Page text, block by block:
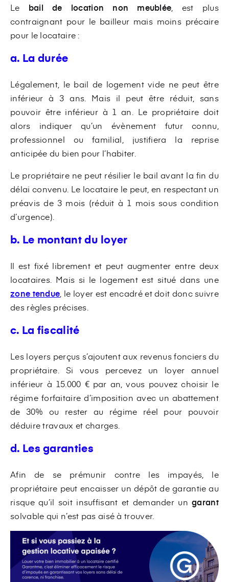
Le bail de location non meublée , est plus
contraignant pour le bailleur mais moins précaire
pour le locataire :
a. La durée
Légalement, le bail de logement vide ne peut être
inférieur à 3 ans. Mais il peut être réduit, sans
pouvoir être inférieur à 1 an. Le propriétaire doit
alors indiquer qu’un évènement futur connu,
professionnel ou familial, justifiera la reprise
anticipée du bien pour l’habiter.
Le propriétaire ne peut résilier le bail avant la fin du
délai convenu. Le locataire le peut, en respectant un
préavis de 3 mois (réduit à 1 mois sous condition
d’urgence).
b. Le montant du loyer
Il est fixé librement et peut augmenter entre deux
locataires. Mais si le logement est situé dans une
zone tendue , le loyer est encadré et doit donc suivre
des règles précises.
c. La fiscalité
Les loyers perçus s’ajoutent aux revenus fonciers du
propriétaire. Si vous percevez un loyer annuel
inférieur à 15.000 € par an, vous pouvez choisir le
régime forfaitaire d’imposition avec un abattement
de 30% ou rester au régime réel pour pouvoir
déduire travaux et charges.
d. Les garanties
Afin de se prémunir contre les impayés, le
propriétaire peut encaisser un dépôt de garantie au
risque qu’il soit insuffisant et demander ungarant
solvable qui n’est pas aisé à trouver.